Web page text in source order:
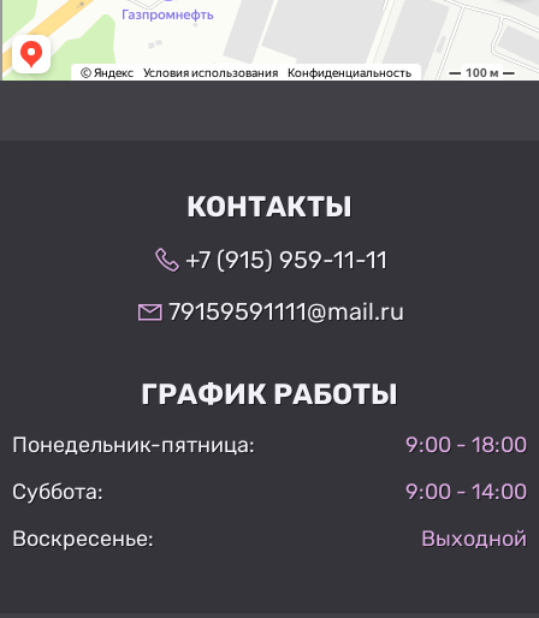
КОНТАКТЫ
+7 (915) 959-11-11
79159591111@mail.ru
ГРАФИК РАБОТЫ
Понедельник-пятница:
9:00 - 18:00
Суббота:
9:00 - 14:00
Воскресенье:
Выходной